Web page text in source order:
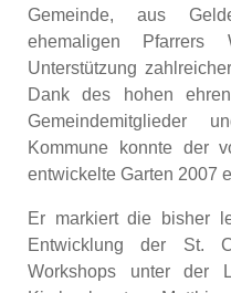
Gemeinde, aus
ehemaligen
Unterstützung
Dank des hohen
Gemeindemitglieder
Kommune konnte der
entwickelte Garten 2007
Er markiert die bisher
Entwicklung der St.
Workshops unter der